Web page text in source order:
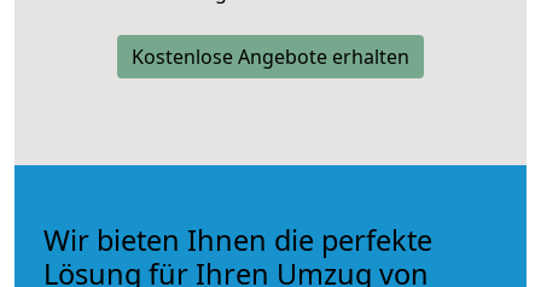
Kostenlose Angebote erhalten
Wir bieten Ihnen die perfekte
Lösung für Ihren Umzug von